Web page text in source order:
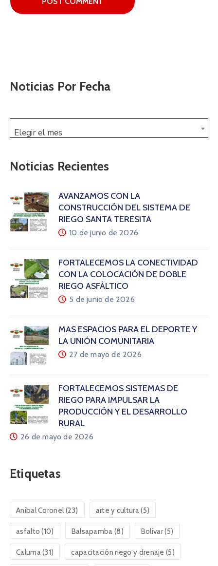
Noticias Por Fecha
Elegir el mes
Noticias Recientes
AVANZAMOS CON LA
CONSTRUCCIÓN DEL SISTEMA DE
RIEGO SANTA TERESITA
10 de junio de 2026
FORTALECEMOS LA CONECTIVIDAD
CON LA COLOCACIÓN DE DOBLE
RIEGO ASFÁLTICO
5 de junio de 2026
MÁS ESPACIOS PARA EL DEPORTE Y
LA UNIÓN COMUNITARIA
27 de mayo de 2026
FORTALECEMOS SISTEMAS DE
RIEGO PARA IMPULSAR LA
PRODUCCIÓN Y EL DESARROLLO
RURAL
26 de mayo de 2026
Etiquetas
Aníbal Coronel(23) arte y cultura(5)
asfalto (10) Balsapamba (8) Bolívar(5)
Caluma(31) capacitación riego y drenaje (5)